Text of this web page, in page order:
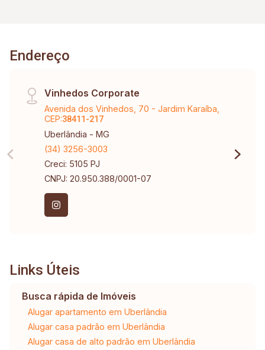
Endereço
Vinhedos Corporate
Avenida dos Vinhedos, 70 - Jardim Karaíba,
CEP:38411-217
Uberlândia - MG
(34) 3256-3003
Creci: 5105 PJ
CNPJ: 20.950.388/0001-07
Links Úteis
Busca rápida de Imóveis
Alugar apartamento em Uberlândia
Alugar casa padrão em Uberlândia
Alugar casa de alto padrão em Uberlândia